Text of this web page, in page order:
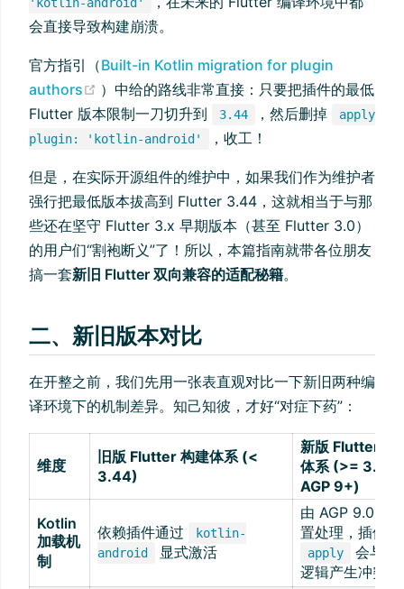
会直接导致构建崩溃。
官方指引（Built-in Kotlin migration for plugin
authors
(opens new window)
）中给的路线非常直接：只要把插件的最低
Flutter 版本限制一刀切升到
3.44 ，然后删掉
apply
plugin: 'kotlin-android'
，收工！
但是，在实际开源组件的维护中，如果我们作为维护者
强行把最低版本拔高到 Flutter 3.44，这就相当于与那
些还在坚守 Flutter 3.x 早期版本（甚至 Flutter 3.0）
的用户们“割袍断义”了！所以，本篇指南就带各位朋友
搞一套新旧 Flutter 双向兼容的适配秘籍。
二、新旧版本对比
在开整之前，我们先用一张表直观对比一下新旧两种编
译环境下的机制差异。知己知彼，才好“对症下药”：
维度
旧版 Flutter 构建体系 (<
3.44)
新版 Flutter 构
体系 (>= 3.44
AGP 9+)
Kotlin
加载机
制
依赖插件通过
kotlin-
android
显式激活
由 AGP 9.0+ 内
置处理，插件
apply
会与内
逻辑产生冲突